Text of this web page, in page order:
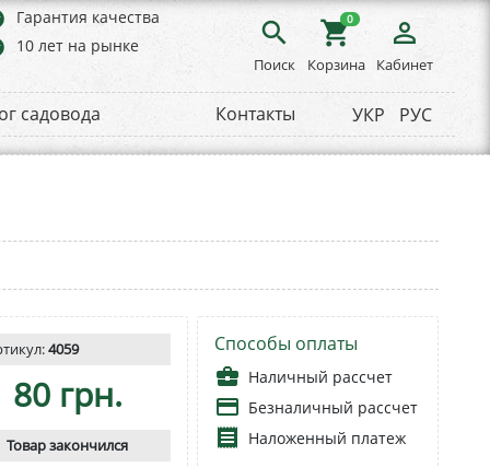
Гарантия качества
10 лет на рынке search
Поиск
shopping_cart
0
Корзина
person_outline
Кабинет
садовода Контакты УКР РУС
4059
80 грн.
Товар закончился
Способы оплаты
business_center Наличный рассчет
payment Безналичный рассчет
receipt Наложенный платеж